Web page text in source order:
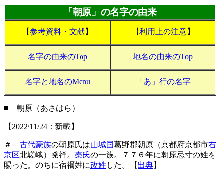
「朝原」の名字の由来
【参考資料・文献】 【利用上の注意】
名字の由来のTop 地名の由来のTop
名字と地名のMenu 「あ」行の名字
■ 朝原（あさはら）
【2022/11/24：新載】
＃ 古代豪族の朝原氏は山城国葛野郡朝原（京都府京都市右
京区北嵯峨）発祥。 秦氏の一族。７７６年に朝原忌寸の姓を
賜った。のちに宿禰姓に改姓 した。【 出典】